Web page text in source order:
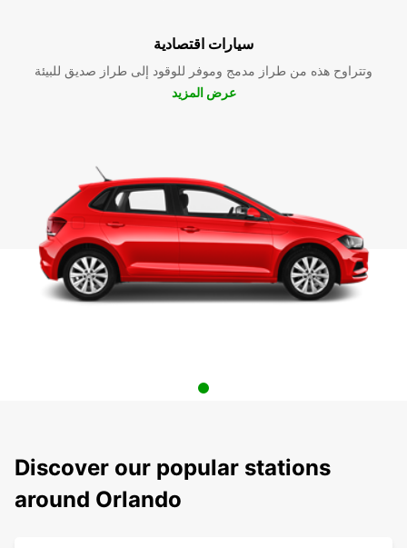
سيارات اقتصادية
وتتراوح هذه من طراز مدمج وموفر للوقود إلى طراز صديق للبيئة
عرض المزيد
Discover our popular stations
around Orlando